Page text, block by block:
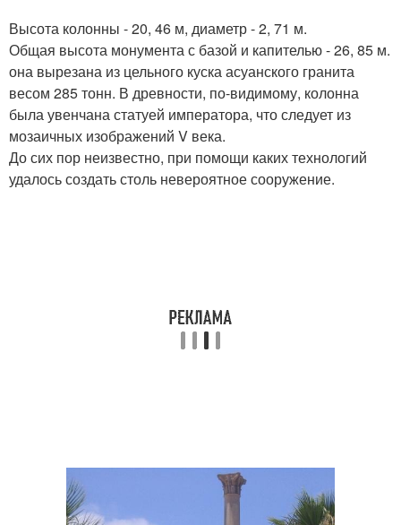
Высота колонны - 20, 46 м, диаметр - 2, 71 м.
Общая высота монумента с базой и капителью - 26, 85 м.
она вырезана из цельного куска асуанского гранита
весом 285 тонн. В древности, по-видимому, колонна
была увенчана статуей императора, что следует из
мозаичных изображений V века.
До сих пор неизвестно, при помощи каких технологий
удалось создать столь невероятное сооружение.